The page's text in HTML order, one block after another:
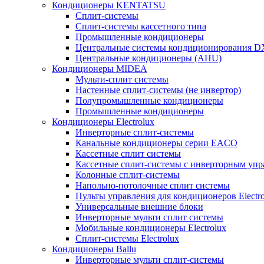
Кондиционеры KENTATSU
Сплит-системы
Сплит-системы кассетного типа
Промышленные кондиционеры
Центральные системы кондиционирования
Центральные кондиционеры (AHU)
Кондиционеры MIDEA
Мульти-сплит системы
Настенные сплит-системы (не инвертор)
Полупромышленные кондиционеры
Промышленные кондиционеры
Кондиционеры Electrolux
Инверторные сплит-системы
Канальные кондиционеры серии EACO
Кассетные сплит системы
Кассетные сплит-системы с инверторным
Колонные сплит-системы
Напольно-потолочные сплит системы
Пульты управления для кондиционеров
Универсальные внешние блоки
Инверторные мульти сплит системы
Мобильные кондиционеры Electrolux
Сплит-системы Electrolux
Кондиционеры Ballu
Инверторные мульти сплит-системы